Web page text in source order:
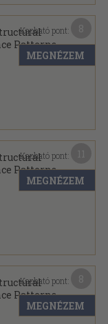
Patterns
Kapható pont:
MEGNÉZEM
Patterns
Kapható pont:
MEGNÉZEM
Patterns
Kapható pont:
MEGNÉZEM